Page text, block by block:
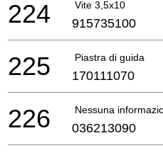
Vite 3,5x10
224 915735100
Piastra di guida
225 170111070
Nessuna
226 036213090